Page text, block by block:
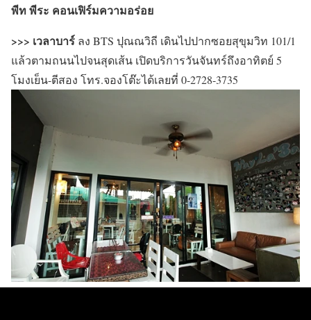
พีท พีระ คอนเฟิร์มความอร่อย
>>> เวลาบาร์ ลง BTS ปุณณวิถี เดินไปปากซอยสุขุมวิท 101/1
แล้วตามถนนไปจนสุดเส้น เปิดบริการวันจันทร์ถึงอาทิตย์ 5
โมงเย็น-ตีสอง โทร.จองโต๊ะได้เลยที่ 0-2728-3735